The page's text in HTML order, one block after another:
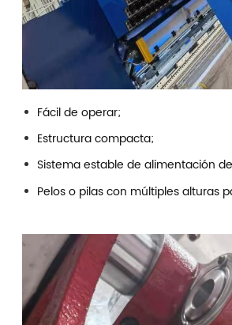
Fácil de operar;
Estructura compacta;
Sistema estable de alimentación
Pelos o pilas con múltiples alturas